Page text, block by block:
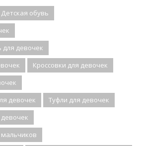
Детская обувь
девочек
Кроссовки для девочек
девочек
Туфли для девочек